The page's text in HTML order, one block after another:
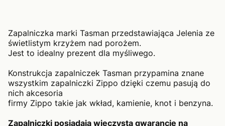
Zapalniczka marki Tasman przedstawiająca Jelenia ze
świetlistym krzyżem nad porożem.
Jest to idealny prezent dla myśliwego.
Konstrukcja zapalniczek Tasman przypamina znane
wszystkim zapalniczki Zippo dzięki czemu pasują do
nich akcesoria
firmy Zippo takie jak wkład, kamienie, knot i benzyna.
Zapalniczki posiadają wieczystą gwarancję na